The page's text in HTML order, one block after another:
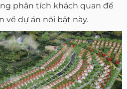
phân tích khách quan để
về dự án nổi bật này.